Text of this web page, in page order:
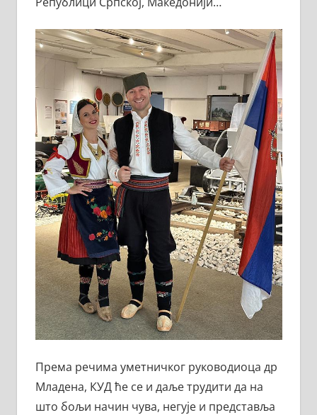
Према речима уметничког руководиоца др
Младена, КУД ће се и даље трудити да на
што бољи начин чува, негује и представља